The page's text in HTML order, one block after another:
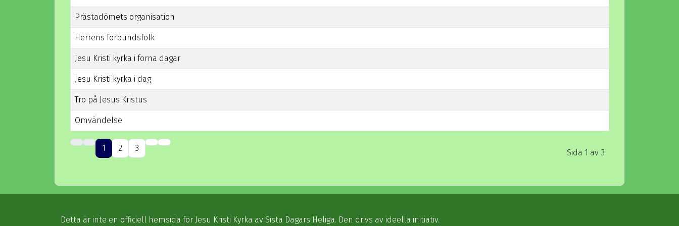
Prästadömets organisation
Herrens förbundsfolk
Jesu Kristi kyrka i forna dagar
Jesu Kristi kyrka i dag
Tro på Jesus Kristus
Omvändelse
Sida 1 av 3
1 2 3
Detta är inte en officiell hemsida för Jesu Kristi Kyrka av Sista Dagars Heliga. Den drivs av ideella initiativ.